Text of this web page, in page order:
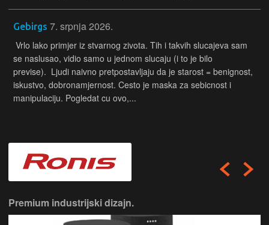
Gebirgs 7. srpnja 2026.
Vrlo lako primjer iz stvarnog zivota. Tih i takvih slucajeva sam
se naslusao, vidio samo u jednom slucaju (i to je bilo
previse). Ljudi naivno pretpostavljaju da je starost = benignost,
iskustvo, dobronamjernost. Cesto je maska za sebicnost i
manipulaciju. Pogledat cu ovo,...
Pravi britanski audiofilski zvučnik.